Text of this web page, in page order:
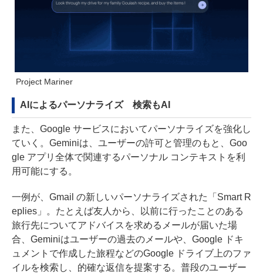
Project Mariner
AIによるパーソナライズ 検索もAI
また、Google サービスにおいてパーソナライズを強化し
ていく。Geminiは、ユーザーの許可と管理のもと、Goo
gle アプリ全体で関連するパーソナル コンテキストを利
用可能にする。
一例が、Gmail の新しいパーソナライズされた「Smart R
eplies」。たとえば友人から、以前に行ったことのある
旅行先についてアドバイスを求めるメールが届いた場
合、Geminiはユーザーの過去のメールや、Google ドキ
ュメントで作成した旅程などのGoogle ドライブ上のファ
イルを検索し、的確な返信を提案する。普段のユーザー